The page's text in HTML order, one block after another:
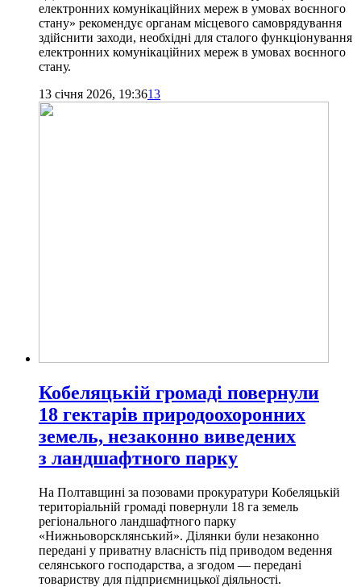
електронних комунікаційних мереж в умовах воєнного
стану» рекомендує органам місцевого самоврядування
здійснити заходи, необхідні для сталого функціонування
електронних комунікаційних мереж в умовах воєнного
стану.
13 січня 2026, 19:3613
Кобеляцькій громаді повернули
18 гектарів природоохоронних
земель, незаконно виведених
з ландшафтного парку
На Полтавщині за позовами прокуратури Кобеляцькій
територіальній громаді повернули 18 га земель
регіонального ландшафтного парку
«Нижньоворсклянський». Ділянки були незаконно
передані у приватну власність під приводом ведення
селянського господарства, а згодом — передані
товариству для підприємницької діяльності.